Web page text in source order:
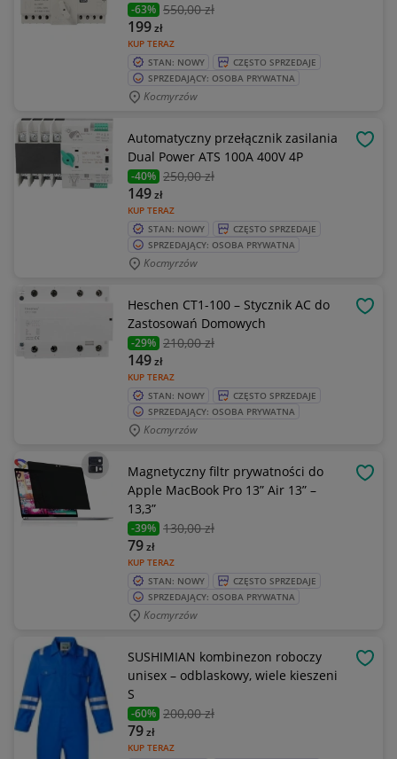
-63% 550,00 zł
KUP TERAZ
199zł
STAN: NOWY
CZĘSTO SPRZEDAJE
SPRZEDAJĄCY: OSOBA PRYWATNA
Kocmyrzów
Automatyczny przełącznik zasilania
Dual Power ATS 100A 400V 4P
-40% 250,00 zł
KUP TERAZ
149zł
STAN: NOWY
CZĘSTO SPRZEDAJE
SPRZEDAJĄCY: OSOBA PRYWATNA
Kocmyrzów
Heschen CT1-100 – Stycznik AC do
Zastosowań Domowych
-29% 210,00 zł
KUP TERAZ
149zł
STAN: NOWY
CZĘSTO SPRZEDAJE
SPRZEDAJĄCY: OSOBA PRYWATNA
Kocmyrzów
Magnetyczny filtr prywatności do
Apple MacBook Pro 13” Air 13” –
13,3”
-39% 130,00 zł
KUP TERAZ
79zł
STAN: NOWY
CZĘSTO SPRZEDAJE
SPRZEDAJĄCY: OSOBA PRYWATNA
Kocmyrzów
SUSHIMIAN kombinezon roboczy
unisex – odblaskowy, wiele kieszeni
S
-60% 200,00 zł
KUP TERAZ
79zł